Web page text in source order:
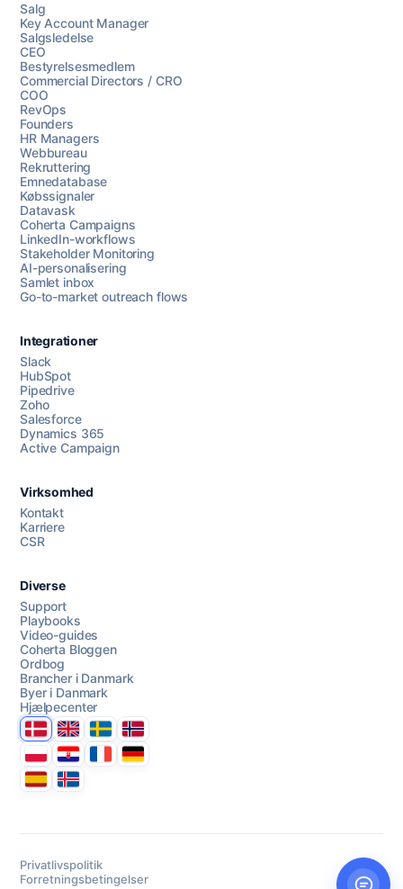
Chat med os
AI Campaign Assist
Salg
Key Account Manager
Salgsledelse
CEO
Bestyrelsesmedlem
Commercial Directors / CRO
COO
RevOps
Founders
HR Managers
Webbureau
Rekruttering
Emnedatabase
Købssignaler
Datavask
Coherta Campaigns
LinkedIn-workflows
Stakeholder Monitoring
AI-personalisering
Samlet inbox
Go-to-market outreach flows
Integrationer
Slack
HubSpot
Pipedrive
Zoho
Salesforce
Dynamics 365
Active Campaign
Virksomhed
Kontakt
Karriere
CSR
Diverse
Support
Playbooks
Video-guides
Coherta Bloggen
Ordbog
Brancher i Danmark
Byer i Danmark
Hjælpecenter
DanmarkUnited Kingdom
SverigeNorge
PolskaHrvatskaFranceDeutschland
EspanaÍsland
Privatlivspolitik
Forretningsbetingelser